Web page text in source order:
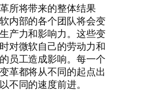
所将带来的整体结果
内部的各个团队将会变
产力和影响力。这些变
对微软自己的劳动力和
员工造成影响。每一个
革都将从不同的起点出
不同的速度前进。